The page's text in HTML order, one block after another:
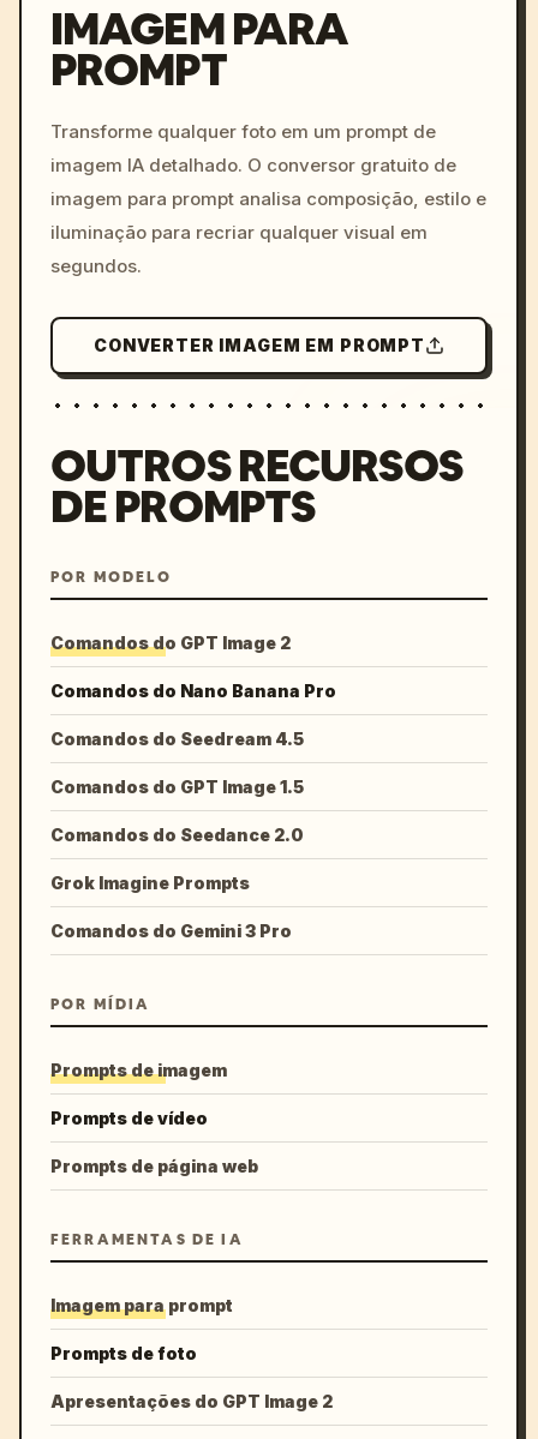
colors, 8k --v 6.0
IMAGEM PARA
PROMPT
Transforme qualquer foto em um prompt de
imagem IA detalhado. O conversor gratuito de
imagem para prompt analisa composição, estilo e
iluminação para recriar qualquer visual em
segundos.
CONVERTER IMAGEM EM PROMPT
OUTROS RECURSOS
DE PROMPTS
POR MODELO
Comandos do GPT Image 2
Comandos do Nano Banana Pro
Comandos do Seedream 4.5
Comandos do GPT Image 1.5
Comandos do Seedance 2.0
Grok Imagine Prompts
Comandos do Gemini 3 Pro
POR MÍDIA
Prompts de imagem
Prompts de vídeo
Prompts de página web
FERRAMENTAS DE IA
Imagem para prompt
Prompts de foto
Apresentações do GPT Image 2